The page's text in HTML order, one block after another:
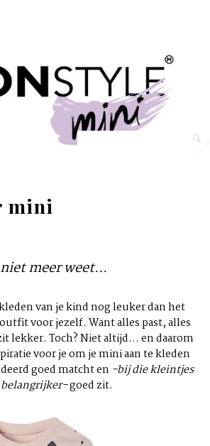
mini
meer weet...
van je kind nog leuker dan het
voor jezelf. Want alles past, alles
lekker. Toch? Niet altijd… en daarom
voor je om je mini aan te kleden
goed matcht en -bij die kleintjes
goed zit.